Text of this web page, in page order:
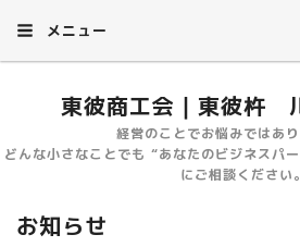
メニュー
東彼商工会｜東彼杵
経営のことでお悩みではあ
どんな小さなことでも “あなたのビジネスパ
にご相談ください。
お知らせ